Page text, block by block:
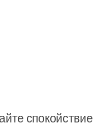
спокойствие